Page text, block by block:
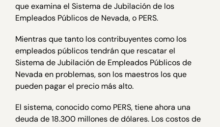
que examina el Sistema de Jubilación de los
Empleados Públicos de Nevada, o PERS.
Mientras que tanto los contribuyentes como los
empleados públicos tendrán que rescatar el
Sistema de Jubilación de Empleados Públicos de
Nevada en problemas, son los maestros los que
pueden pagar el precio más alto.
El sistema, conocido como PERS, tiene ahora una
deuda de 18.300 millones de dólares. Los costos de